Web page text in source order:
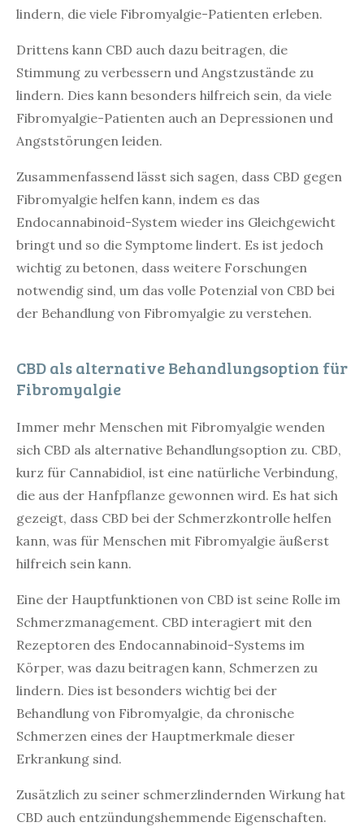
lindern, die viele Fibromyalgie-Patienten erleben.
Drittens kann CBD auch dazu beitragen, die
Stimmung zu verbessern und Angstzustände zu
lindern. Dies kann besonders hilfreich sein, da viele
Fibromyalgie-Patienten auch an Depressionen und
Angststörungen leiden.
Zusammenfassend lässt sich sagen, dass CBD gegen
Fibromyalgie helfen kann, indem es das
Endocannabinoid-System wieder ins Gleichgewicht
bringt und so die Symptome lindert. Es ist jedoch
wichtig zu betonen, dass weitere Forschungen
notwendig sind, um das volle Potenzial von CBD bei
der Behandlung von Fibromyalgie zu verstehen.
CBD als alternative Behandlungsoption für
Fibromyalgie
Immer mehr Menschen mit Fibromyalgie wenden
sich CBD als alternative Behandlungsoption zu. CBD,
kurz für Cannabidiol, ist eine natürliche Verbindung,
die aus der Hanfpflanze gewonnen wird. Es hat sich
gezeigt, dass CBD bei der Schmerzkontrolle helfen
kann, was für Menschen mit Fibromyalgie äußerst
hilfreich sein kann.
Eine der Hauptfunktionen von CBD ist seine Rolle im
Schmerzmanagement. CBD interagiert mit den
Rezeptoren des Endocannabinoid-Systems im
Körper, was dazu beitragen kann, Schmerzen zu
lindern. Dies ist besonders wichtig bei der
Behandlung von Fibromyalgie, da chronische
Schmerzen eines der Hauptmerkmale dieser
Erkrankung sind.
Zusätzlich zu seiner schmerzlindernden Wirkung hat
CBD auch entzündungshemmende Eigenschaften.